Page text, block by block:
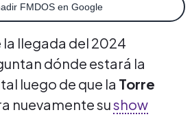
FMDOS en Google
la llegada del 2024
dónde estará la
luego de que la Torre
nuevamente sushow